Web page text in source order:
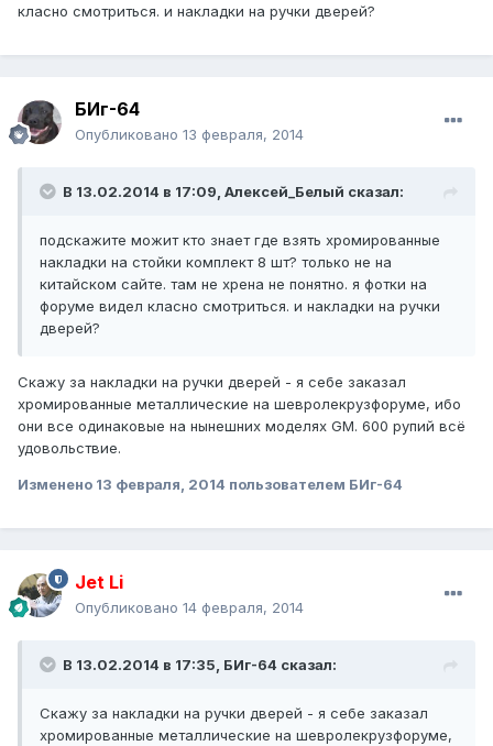
класно смотриться. и накладки на ручки дверей?
БИг-64
Опубликовано 13 февраля, 2014
В 13.02.2014 в 17:09, Алексей_Белый сказал:
подскажите можит кто знает где взять хромированные
накладки на стойки комплект 8 шт? только не на
китайском сайте. там не хрена не понятно. я фотки на
форуме видел класно смотриться. и накладки на ручки
дверей?
Скажу за накладки на ручки дверей - я себе заказал
хромированные металлические на шевролекрузфоруме, ибо
они все одинаковые на нынешних моделях GM. 600 рупий всё
удовольствие.
Изменено 13 февраля, 2014 пользователем БИг-64
Jet Li
Опубликовано 14 февраля, 2014
В 13.02.2014 в 17:35, БИг-64 сказал:
Скажу за накладки на ручки дверей - я себе заказал
хромированные металлические на шевролекрузфоруме,